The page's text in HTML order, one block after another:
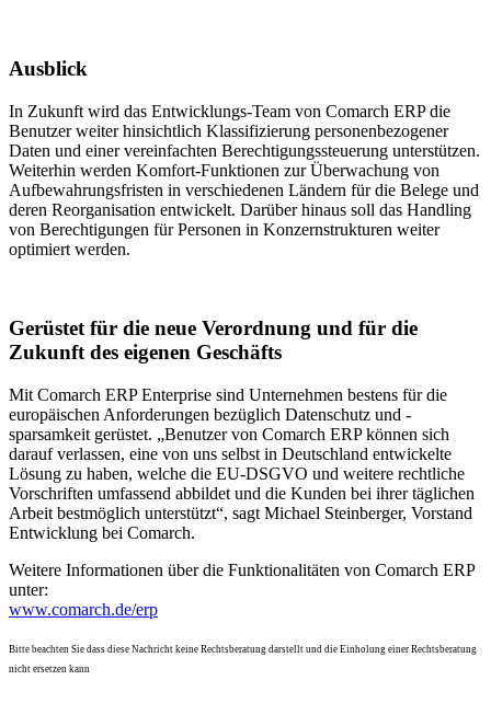
Ausblick
In Zukunft wird das Entwicklungs-Team von Comarch ERP die
Benutzer weiter hinsichtlich Klassifizierung personenbezogener
Daten und einer vereinfachten Berechtigungssteuerung unterstützen.
Weiterhin werden Komfort-Funktionen zur Überwachung von
Aufbewahrungsfristen in verschiedenen Ländern für die Belege und
deren Reorganisation entwickelt. Darüber hinaus soll das Handling
von Berechtigungen für Personen in Konzernstrukturen weiter
optimiert werden.
Gerüstet für die neue Verordnung und für die
Zukunft des eigenen Geschäfts
Mit Comarch ERP Enterprise sind Unternehmen bestens für die
europäischen Anforderungen bezüglich Datenschutz und -
sparsamkeit gerüstet. „Benutzer von Comarch ERP können sich
darauf verlassen, eine von uns selbst in Deutschland entwickelte
Lösung zu haben, welche die EU-DSGVO und weitere rechtliche
Vorschriften umfassend abbildet und die Kunden bei ihrer täglichen
Arbeit bestmöglich unterstützt“, sagt Michael Steinberger, Vorstand
Entwicklung bei Comarch.
Weitere Informationen über die Funktionalitäten von Comarch ERP
unter:
www.comarch.de/erp
Bitte beachten Sie dass diese Nachricht keine Rechtsberatung darstellt und die Einholung einer Rechtsberatung
nicht ersetzen kann